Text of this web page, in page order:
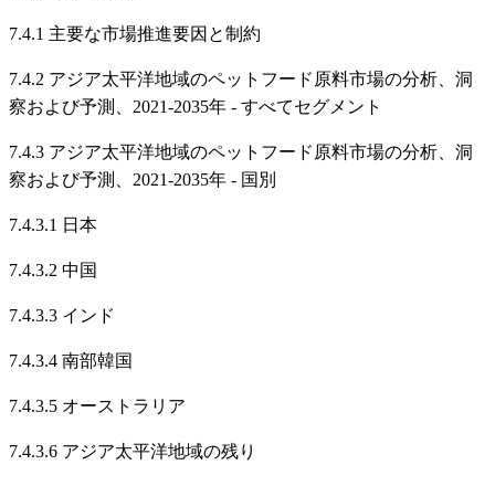
7.4.1 主要な市場推進要因と制約
7.4.2 アジア太平洋地域のペットフード原料市場の分析、洞
察および予測、2021-2035年 - すべてセグメント
7.4.3 アジア太平洋地域のペットフード原料市場の分析、洞
察および予測、2021-2035年 - 国別
7.4.3.1 日本
7.4.3.2 中国
7.4.3.3 インド
7.4.3.4 南部韓国
7.4.3.5 オーストラリア
7.4.3.6 アジア太平洋地域の残り